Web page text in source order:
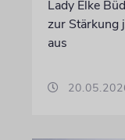
Lady Elke
zur Stärkung
aus